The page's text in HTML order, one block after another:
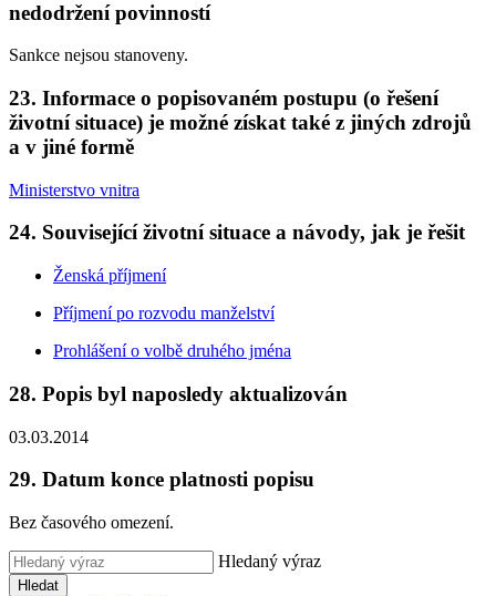
nedodržení povinností
Sankce nejsou stanoveny.
23. Informace o popisovaném postupu (o řešení
životní situace) je možné získat také z jiných zdrojů
a v jiné formě
Ministerstvo vnitra
24. Související životní situace a návody, jak je řešit
Ženská příjmení
Příjmení po rozvodu manželství
Prohlášení o volbě druhého jména
28. Popis byl naposledy aktualizován
03.03.2014
29. Datum konce platnosti popisu
Bez časového omezení.
Hledaný výraz
Hledat